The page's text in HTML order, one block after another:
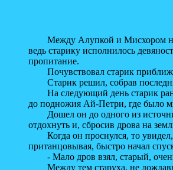
Между Алупкой и Мисхором на
ведь старику исполнилось
пропитание.
Почувствовал старик
Старик решил, собрав последние
На следующий день старик рано
до подножия Ай-Петри, где было
Дошел он до одного из
отдохнуть и, сбросив дрова на
Когда он проснулся, то увидел,
пританцовывая, быстро начал
- Мало дров взял, старый, очень
Между тем старуха, не